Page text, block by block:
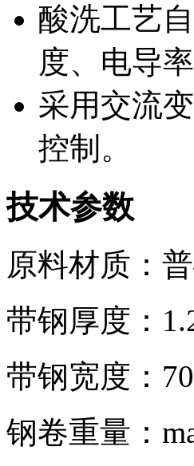
酸洗工艺
度、电导
采用交流
控制。
技术参数
原料材质：
带钢厚度：
带钢宽度：
钢卷重量：